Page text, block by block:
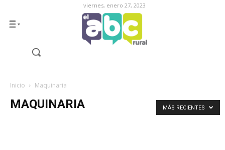
viernes, enero 27, 2023
Inicio Maquinaria
MAQUINARIA MÁS RECIENTES